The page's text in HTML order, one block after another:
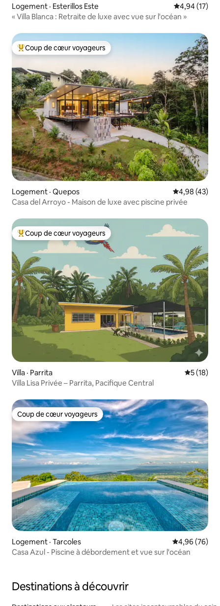
Logement · Esterillos Este Note
4,94 (17)
« Villa Blanca : Retraite de luxe avec vue sur l'océan »
Coup de cœur voyageurs parmi les plus aimés
Coup de cœur voyageurs
Logement · Quepos Note
4,98 (43)
Casa del Arroyo - Maison de luxe avec piscine privée
Coup de cœur voyageurs parmi les plus aimés
Coup de cœur voyageurs
Villa · Parrita Note
5 (18)
Villa Lisa Privée – Parrita, Pacifique Central
Coup de cœur voyageurs
Coup de cœur voyageurs
Logement · Tarcoles Note
4,96 (76)
Casa Azul - Piscine à débordement et vue sur l'océan
Destinations à découvrir